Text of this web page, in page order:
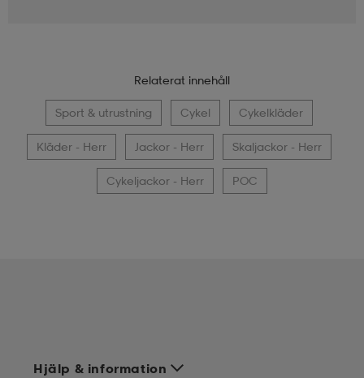
Relaterat innehåll
Sport & utrustning Cykel Cykelkläder
Kläder - Herr Jackor - Herr Skaljackor - Herr
Cykeljackor - Herr POC
Hjälp & information